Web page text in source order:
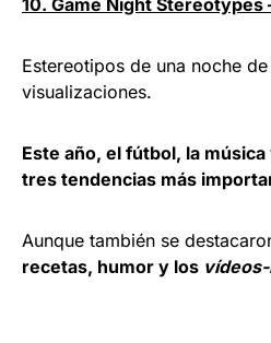
Estereotipos de una noche
visualizaciones.
Este año, el fútbol, la
tres tendencias más
Aunque también se
recetas, humor y los